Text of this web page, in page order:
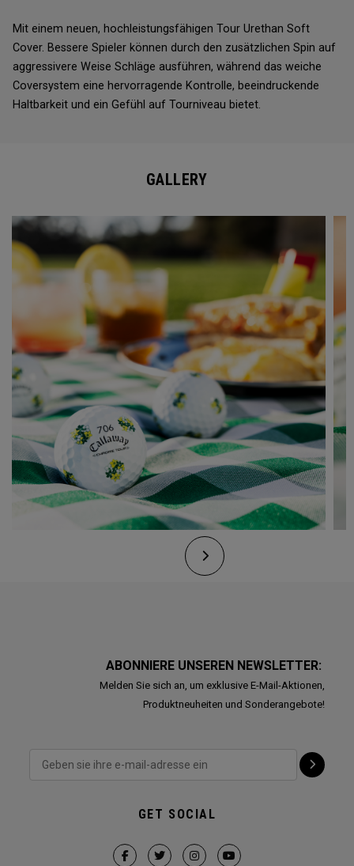
Mit einem neuen, hochleistungsfähigen Tour Urethan Soft
Cover. Bessere Spieler können durch den zusätzlichen Spin auf
aggressivere Weise Schläge ausführen, während das weiche
Coversystem eine hervorragende Kontrolle, beeindruckende
Haltbarkeit und ein Gefühl auf Tourniveau bietet.
GALLERY
ABONNIERE UNSEREN NEWSLETTER:
Melden Sie sich an, um exklusive E-Mail-Aktionen,
Produktneuheiten und Sonderangebote!
GET SOCIAL